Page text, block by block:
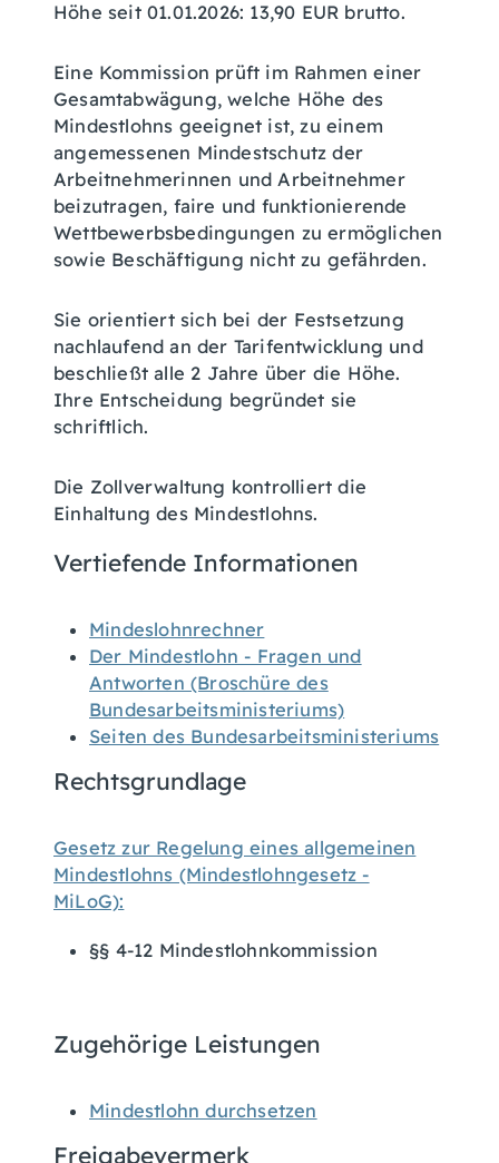
Höhe seit 01.01.2026: 13,90 EUR brutto.
Eine Kommission prüft im Rahmen einer
Gesamtabwägung, welche Höhe des
Mindestlohns geeignet ist, zu einem
angemessenen Mindestschutz der
Arbeitnehmerinnen und Arbeitnehmer
beizutragen, faire und funktionierende
Wettbewerbsbedingungen zu ermöglichen
sowie Beschäftigung nicht zu gefährden.
Sie orientiert sich bei der Festsetzung
nachlaufend an der Tarifentwicklung und
beschließt alle 2 Jahre über die Höhe.
Ihre Entscheidung begründet sie
schriftlich.
Die Zollverwaltung kontrolliert die
Einhaltung des Mindestlohns.
Vertiefende Informationen
Mindeslohnrechner
Der Mindestlohn - Fragen und
Antworten (Broschüre des
Bundesarbeitsministeriums)
Seiten des Bundesarbeitsministeriums
Rechtsgrundlage
Gesetz zur Regelung eines allgemeinen
Mindestlohns (Mindestlohngesetz -
MiLoG):
§§ 4-12 Mindestlohnkommission
Zugehörige Leistungen
Mindestlohn durchsetzen
Freigabevermerk